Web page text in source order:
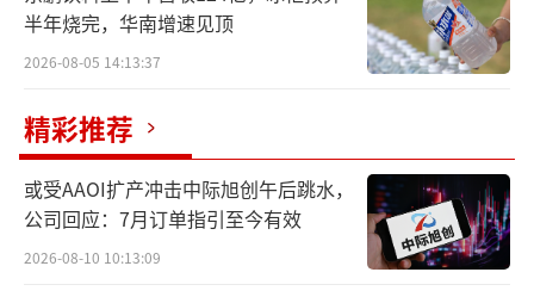
半年烧完，华南增速见顶
2026-08-05 14:13:37
精彩推荐
或受AAOI扩产冲击中际旭创午后跳水，
公司回应：7月订单指引至今有效
2026-08-10 10:13:09